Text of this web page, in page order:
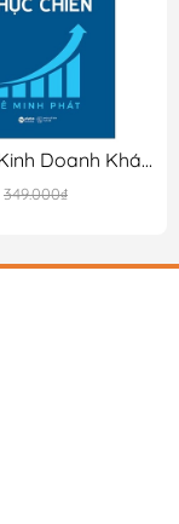
Bí Quyết Kinh Doanh Khách Sạn Đột Phá Qua OTA - OTA Thực Chiến
349.000₫